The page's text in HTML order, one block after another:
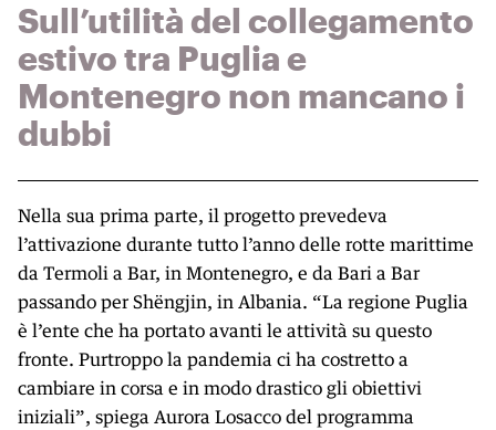
Sull’utilità del collegamento
estivo tra Puglia e
Montenegro non mancano i
dubbi
Nella sua prima parte, il progetto prevedeva
l’attivazione durante tutto l’anno delle rotte marittime
da Termoli a Bar, in Montenegro, e da Bari a Bar
passando per Shëngjin, in Albania. “La regione Puglia
è l’ente che ha portato avanti le attività su questo
fronte. Purtroppo la pandemia ci ha costretto a
cambiare in corsa e in modo drastico gli obiettivi
iniziali”, spiega Aurora Losacco del programma